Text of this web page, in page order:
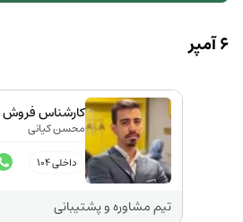
6 آمپر
کارشناس فروش
محسن کیانی
داخلی 104
تیم مشاوره و پشتیبانی